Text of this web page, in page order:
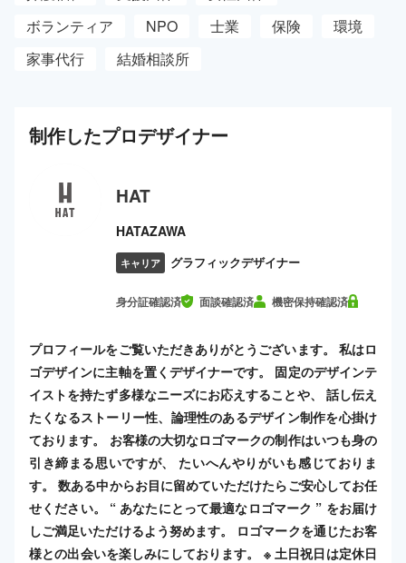
ボランティア
NPO 士業 保険
環境
家事代行
結婚相談所
制作したプロデザイナー
HAT
HATAZAWA
キャリア グラフィックデザイナー
身分証確認済 面談確認済 機密保持確認済
プロフィールをご覧いただきありがとうございます。 私はロ
ゴデザインに主軸を置くデザイナーです。 固定のデザインテ
イストを持たず多様なニーズにお応えすることや、 話し伝え
たくなるストーリー性、論理性のあるデザイン制作を心掛け
ております。 お客様の大切なロゴマークの制作はいつも身の
引き締まる思いですが、 たいへんやりがいも感じておりま
す。 数ある中からお目に留めていただけたらご安心してお任
せください。 “ あなたにとって最適なロゴマーク ” をお届け
しご満足いただけるよう努めます。 ロゴマークを通じたお客
様との出会いを楽しみにしております。 ※ 土日祝日は定休日